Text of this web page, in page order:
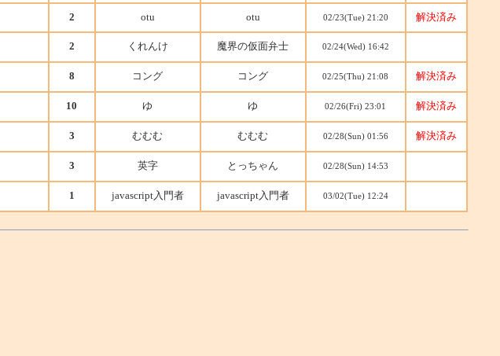
2 otu otu 02/23(Tue) 21:20 解決済み
2 くれんけ 魔界の仮面弁士 02/24(Wed) 16:42
8 コング コング 02/25(Thu) 21:08 解決済み
10 ゆ ゆ 02/26(Fri) 23:01 解決済み
3 むむむ むむむ 02/28(Sun) 01:56 解決済み
3 英字 とっちゃん 02/28(Sun) 14:53
1 javascript入門者 javascript入門者 03/02(Tue) 12:24